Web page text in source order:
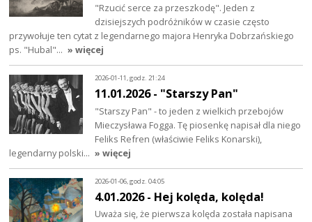
"Rzucić serce za przeszkodę". Jeden z
dzisiejszych podróżników w czasie często
przywołuje ten cytat z legendarnego majora Henryka Dobrzańskiego
ps. "Hubal"… » więcej
2026-01-11, godz. 21:24
11.01.2026 - "Starszy Pan"
"Starszy Pan" - to jeden z wielkich przebojów
Mieczysława Fogga. Tę piosenkę napisał dla niego
Feliks Refren (właściwie Feliks Konarski),
legendarny polski… » więcej
2026-01-06, godz. 04:05
4.01.2026 - Hej kolęda, kolęda!
Uważa się, że pierwsza kolęda została napisana